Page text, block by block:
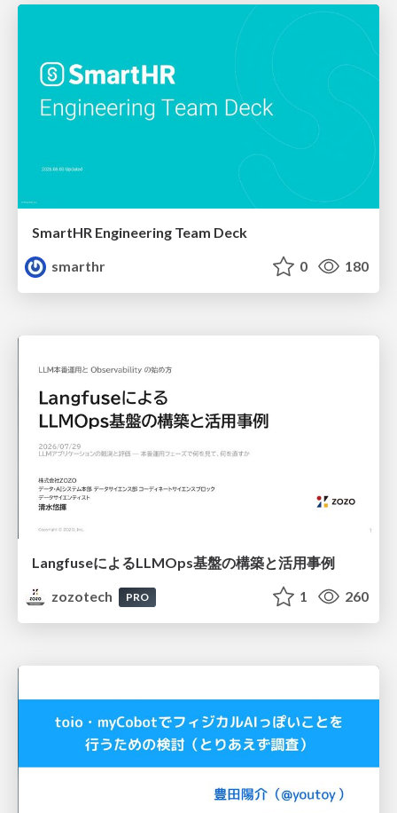
SmartHR Engineering Team Deck
smarthr
0 180
LangfuseによるLLMOps基盤の構築と活用事例
zozotech
PRO 1 260